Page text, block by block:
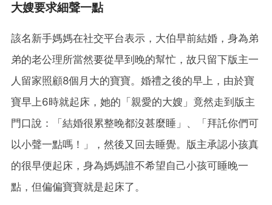
大嫂要求細聲一點
該名新手媽媽在社交平台表示，大伯早前結婚，身為弟
弟的老公理所當然要從早到晚的幫忙，故只留下版主一
人留家照顧8個月大的寶寶。婚禮之後的早上，由於寶
寶早上6時就起床，她的「親愛的大嫂」竟然走到版主
門口說：「結婚很累整晚都沒甚麼睡」、「拜託你們可
以小聲一點嗎！」，然後又回去睡覺。版主承認小孩真
的很早便起床，身為媽媽誰不希望自己小孩可睡晚一
點，但偏偏寶寶就是起床了。